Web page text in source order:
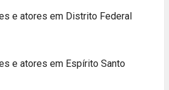
e atores em Distrito Federal
e atores em Espírito Santo